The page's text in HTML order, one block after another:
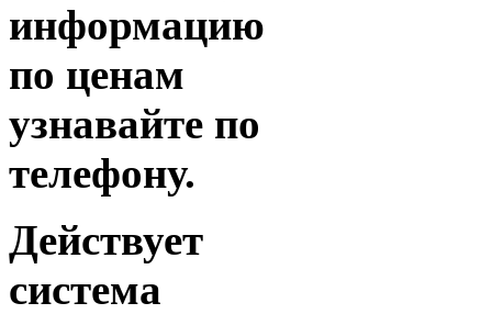
информацию
по ценам
узнавайте по
телефону.
Действует
система